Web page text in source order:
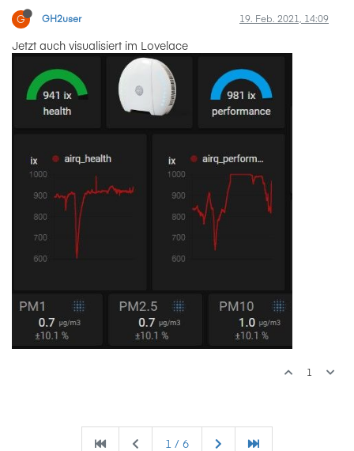
G GH2user 19. Feb. 2021, 14:09
Jetzt auch visualisiert im Lovelace
1
1 / 6